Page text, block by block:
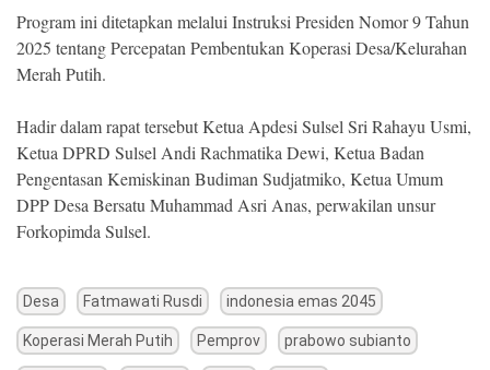
Program ini ditetapkan melalui Instruksi Presiden Nomor 9 Tahun
2025 tentang Percepatan Pembentukan Koperasi Desa/Kelurahan
Merah Putih.
Hadir dalam rapat tersebut Ketua Apdesi Sulsel Sri Rahayu Usmi,
Ketua DPRD Sulsel Andi Rachmatika Dewi, Ketua Badan
Pengentasan Kemiskinan Budiman Sudjatmiko, Ketua Umum
DPP Desa Bersatu Muhammad Asri Anas, perwakilan unsur
Forkopimda Sulsel.
Desa Fatmawati Rusdi indonesia emas 2045
Koperasi Merah Putih Pemprov prabowo subianto